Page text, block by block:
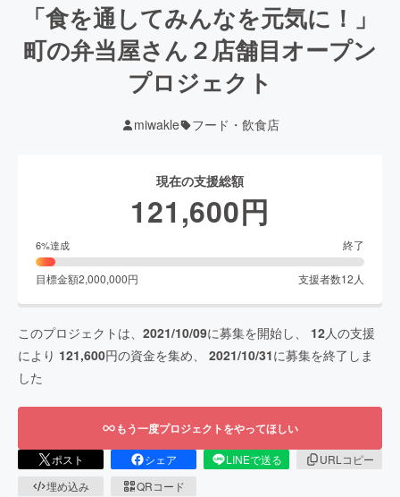
「食を通してみんなを元気に！」
町の弁当屋さん２店舗目オープン
プロジェクト
miwakle フード・飲食店
現在の支援総額
121,600円
6%達成 終了
目標金額2,000,000円 支援者数12 人
このプロジェクトは、 2021/10/09に募集を開始し、 12人の支援
により 121,600円の資金を集め、 2021/10/31に募集を終了しま
した
もう一度プロジェクトをやってほしい
ポスト シェア LINEで送る
URLコピー
埋め込み
QRコード